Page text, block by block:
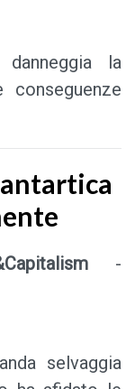
la
-
selvaggia